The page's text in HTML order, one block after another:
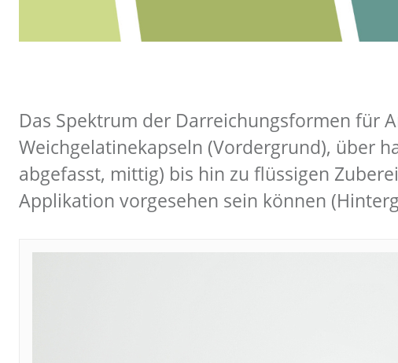
Das Spektrum der Darreichungsformen für
Weichgelatinekapseln (Vordergrund), über
abgefasst, mittig) bis hin zu flüssigen
Applikation vorgesehen sein können